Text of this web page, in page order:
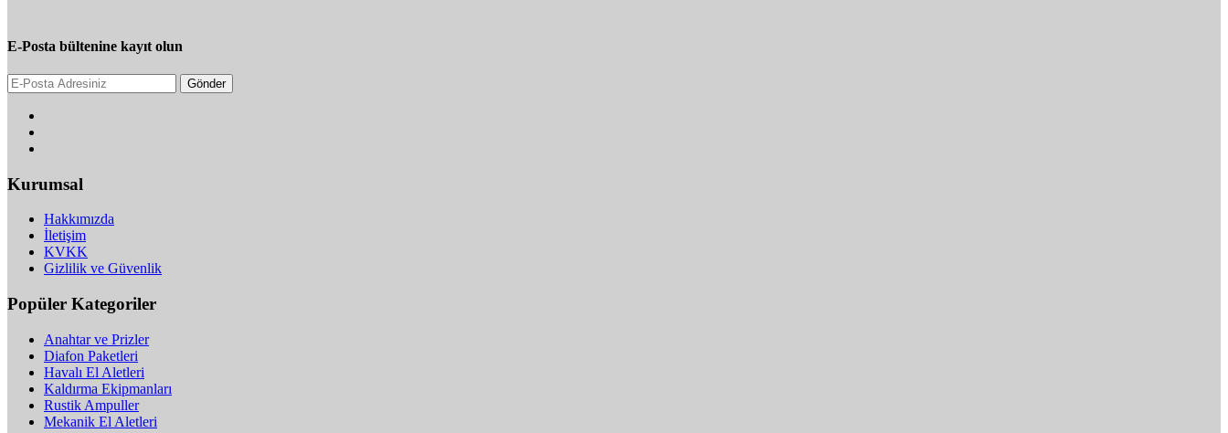
E-Posta bültenine kayıt olun
Gönder
Kurumsal
Hakkımızda
İletişim
KVKK
Gizlilik ve Güvenlik
Popüler Kategoriler
Anahtar ve Prizler
Diafon Paketleri
Havalı El Aletleri
Kaldırma Ekipmanları
Rustik Ampuller
Mekanik El Aletleri